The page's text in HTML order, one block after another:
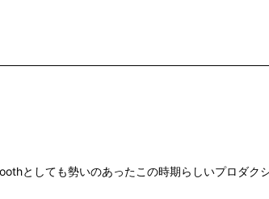
としても勢いのあったこの時期らしいプロダク